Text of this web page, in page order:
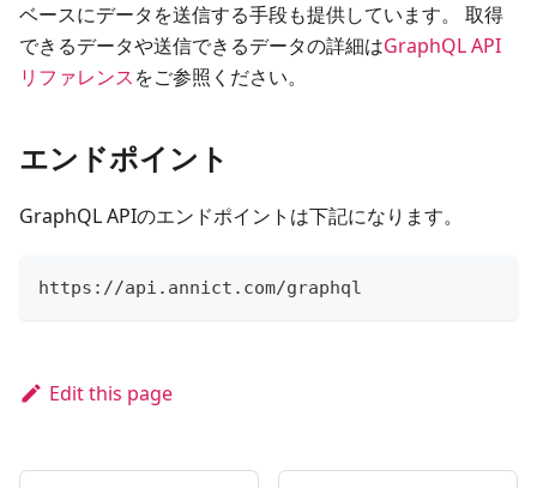
ベースにデータを送信する手段も提供しています。 取得
できるデータや送信できるデータの詳細はGraphQL API
リファレンスをご参照ください。
エンドポイント
GraphQL APIのエンドポイントは下記になります。
https://api.annict.com/graphql
Edit this page